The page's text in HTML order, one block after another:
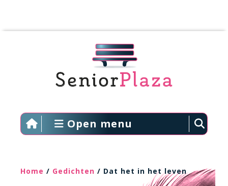
Open menu
Home / Gedichten / Dat het in het leven